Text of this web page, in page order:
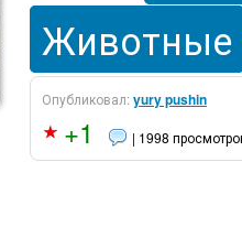
Животные
Опубликовал:yury pushin
+1 | 1998